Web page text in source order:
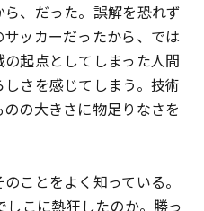
、だった。誤解を恐れず
ッカーだったから、では
起点としてしまった人間
さを感じてしまう。技術
の大きさに物足りなさを
ことをよく知っている。
こに熱狂したのか。勝っ